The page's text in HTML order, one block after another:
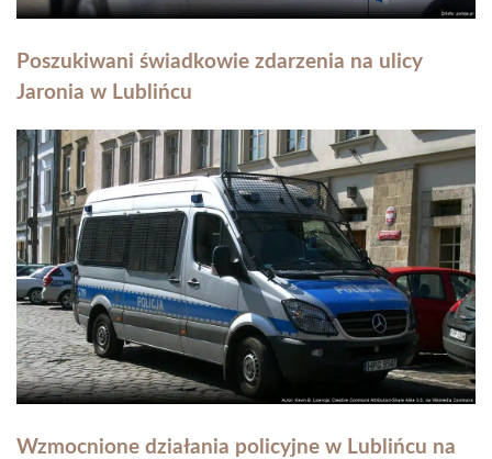
Poszukiwani świadkowie zdarzenia na ulicy
Jaronia w Lublińcu
Wzmocnione działania policyjne w Lublińcu na